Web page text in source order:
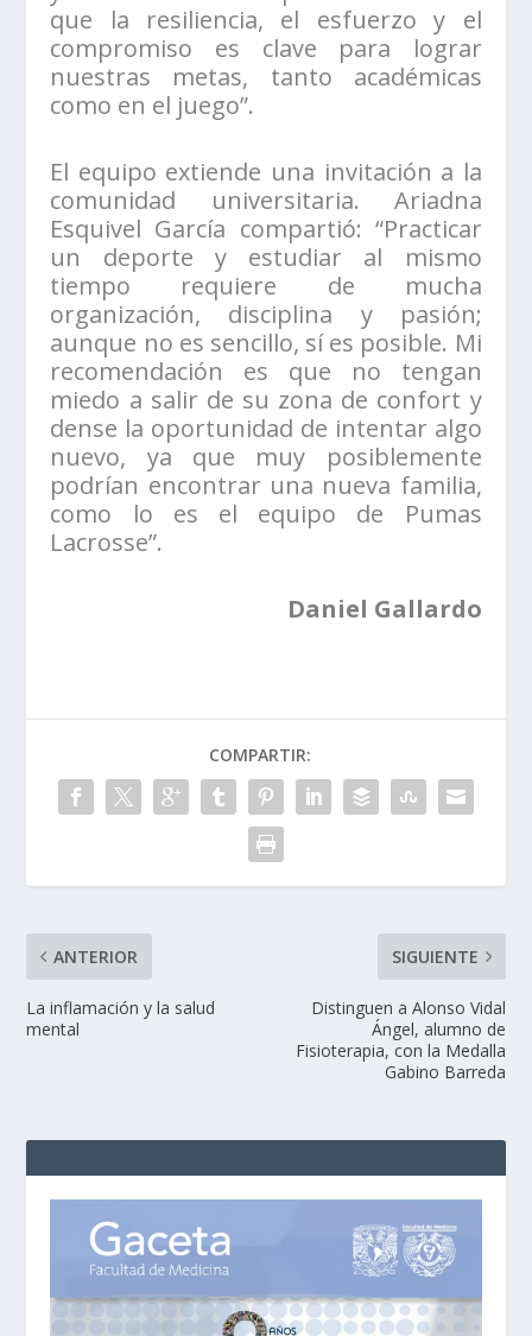
que la resiliencia, el esfuerzo y el
compromiso es clave para lograr
nuestras metas, tanto académicas
como en el juego”.
El equipo extiende una invitación a la
comunidad universitaria. Ariadna
Esquivel García compartió: “Practicar
un deporte y estudiar al mismo
tiempo requiere de mucha
organización, disciplina y pasión;
aunque no es sencillo, sí es posible. Mi
recomendación es que no tengan
miedo a salir de su zona de confort y
dense la oportunidad de intentar algo
nuevo, ya que muy posiblemente
podrían encontrar una nueva familia,
como lo es el equipo de Pumas
Lacrosse”.
Daniel Gallardo
COMPARTIR:
ANTERIOR
La inflamación y la salud
mental
SIGUIENTE
Distinguen a Alonso Vidal
Ángel, alumno de
Fisioterapia, con la Medalla
Gabino Barreda